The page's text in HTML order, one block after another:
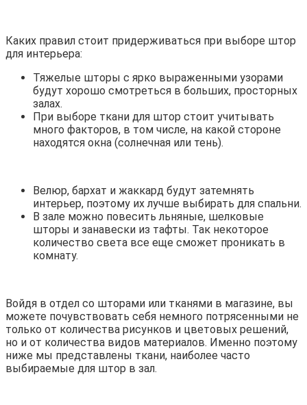
Каких правил стоит придерживаться при выборе штор
для интерьера:
Тяжелые шторы с ярко выраженными узорами
будут хорошо смотреться в больших, просторных
залах.
При выборе ткани для штор стоит учитывать
много факторов, в том числе, на какой стороне
находятся окна (солнечная или тень).
Велюр, бархат и жаккард будут затемнять
интерьер, поэтому их лучше выбирать для спальни.
В зале можно повесить льняные, шелковые
шторы и занавески из тафты. Так некоторое
количество света все еще сможет проникать в
комнату.
Войдя в отдел со шторами или тканями в магазине, вы
можете почувствовать себя немного потрясенными не
только от количества рисунков и цветовых решений,
но и от количества видов материалов. Именно поэтому
ниже мы представлены ткани, наиболее часто
выбираемые для штор в зал.